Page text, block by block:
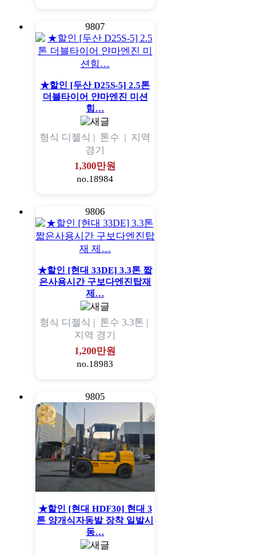
9807
★할인 [두산 D25S-5] 2.5톤
더블타이어 얀마엔진 미션
힘…
형식 디젤식 | 톤수 | 지역
경기
1,300만원
no.18984
9806
★할인 [현대 33DE] 3.3톤 짧
은사용시간 구보다엔진탑재
제…
형식 디젤식 | 톤수 3.3톤 |
지역 경기
1,200만원
no.18983
9805
★할인 [현대 HDF30] 현대 3
톤 양개식자동발 장착 일발시
동…